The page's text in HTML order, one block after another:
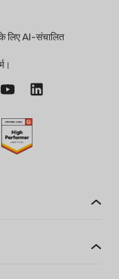
लिए AI-संचालित